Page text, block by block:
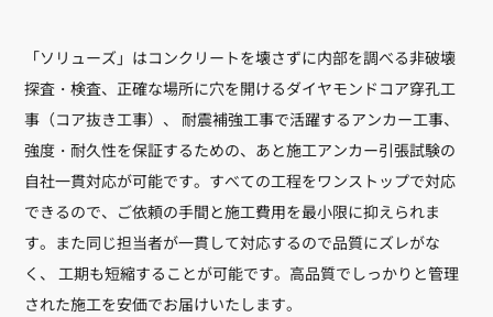
「ソリューズ」はコンクリートを壊さずに内部を調べる非破壊
探査・検査、正確な場所に穴を開けるダイヤモンドコア穿孔工
事（コア抜き工事）、 耐震補強工事で活躍するアンカー工事、
強度・耐久性を保証するための、あと施工アンカー引張試験の
自社一貫対応が可能です。すべての工程をワンストップで対応
できるので、ご依頼の手間と施工費用を最小限に抑えられま
す。また同じ担当者が一貫して対応するので品質にズレがな
く、 工期も短縮することが可能です。高品質でしっかりと管理
された施工を安価でお届けいたします。